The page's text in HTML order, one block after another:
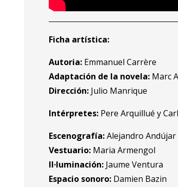
Ficha artística:
Autoria: Emmanuel Carrère
Adaptación de la novela: Marc
Dirección: Julio Manrique
Intérpretes: Pere Arquillué y
Escenografía:Alejandro Andújar
Vestuario: Maria Armengol
Il·luminación: Jaume Ventura
Espacio sonoro: Damien Bazin